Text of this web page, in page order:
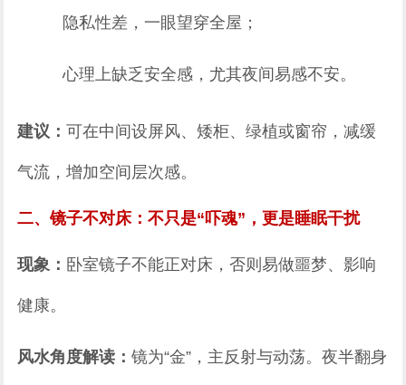
隐私性差，一眼望穿全屋；
心理上缺乏安全感，尤其夜间易感不安。
建议：可在中间设屏风、矮柜、绿植或窗帘，减缓
气流，增加空间层次感。
二、镜子不对床：不只是“吓魂”，更是睡眠干扰
现象： 卧室镜子不能正对床，否则易做噩梦、影响
健康。
风水角度解读：镜为“金”，主反射与动荡。夜半翻身